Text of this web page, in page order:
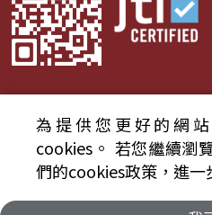
© 2024財團法人中央
資通安全政策聲明
服
為提供您更好的網
cookies。 若您繼續瀏
們的cookies政策，進一